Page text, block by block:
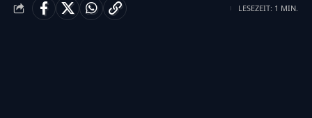
LESEZEIT: 1 MIN.